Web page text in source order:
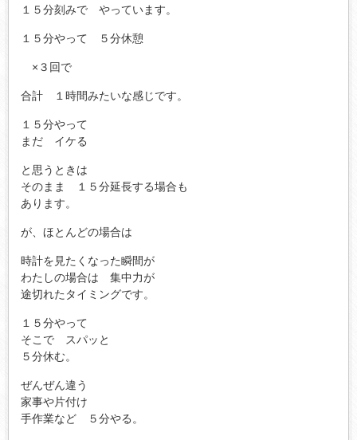
１５分刻みで やっています。
１５分やって ５分休憩
×３回で
合計 １時間みたいな感じです。
１５分やって
まだ イケる
と思うときは
そのまま １５分延長する場合も
あります。
が、ほとんどの場合は
時計を見たくなった瞬間が
わたしの場合は 集中力が
途切れたタイミングです。
１５分やって
そこで スパッと
５分休む。
ぜんぜん違う
家事や片付け
手作業など ５分やる。